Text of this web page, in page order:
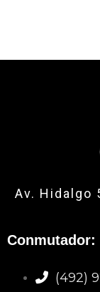
Av. Hidalgo
Conmutador:
(492)